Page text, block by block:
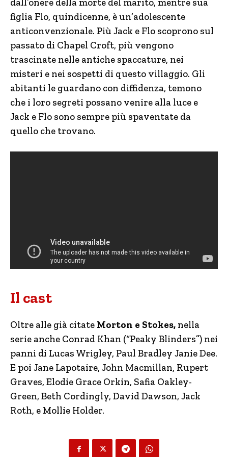
figlia Flo, quindicenne, è un’adolescente
anticonvenzionale. Più Jack e Flo scoprono sul
passato di Chapel Croft, più vengono
trascinate nelle antiche spaccature, nei
misteri e nei sospetti di questo villaggio. Gli
abitanti le guardano con diffidenza, temono
che i loro segreti possano venire alla luce e
Jack e Flo sono sempre più spaventate da
quello che trovano.
Il cast
Oltre alle già citate Morton e Stokes, nella
serie anche Conrad Khan (“Peaky Blinders”) nei
panni di Lucas Wrigley, Paul Bradley Janie Dee.
E poi Jane Lapotaire, John Macmillan, Rupert
Graves, Elodie Grace Orkin, Safia Oakley-
Green, Beth Cordingly, David Dawson, Jack
Roth, e Mollie Holder.